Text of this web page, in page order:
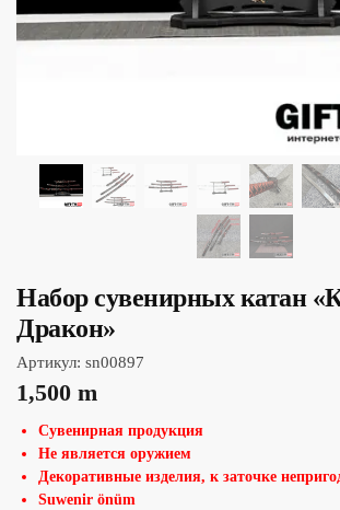
Набор сувенирных катан
Дракон»
Артикул: sn00897
1,500 m
Сувенирная продукция
Не является оружием
Декоративные изделия, к заточке
Suwenir önüm